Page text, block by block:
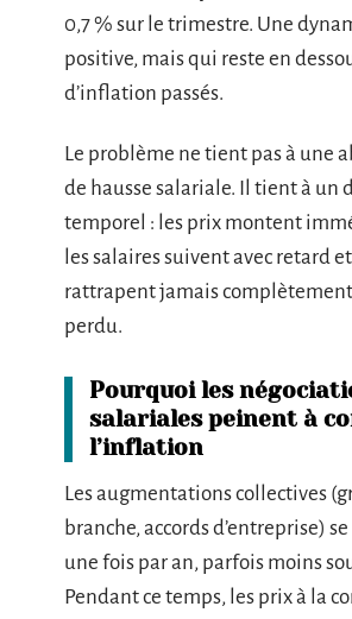
0,7 % sur le trimestre. Une
positive, mais qui reste en
d’inflation passés.
Le problème ne tient pas à une
de hausse salariale. Il tient à un
temporel : les prix montent
les salaires suivent avec retard
rattrapent jamais
perdu.
Pourquoi les
salariales peinent à
l’inflation
Les augmentations collectives
branche, accords d’entreprise)
une fois par an, parfois moins
Pendant ce temps, les prix à la